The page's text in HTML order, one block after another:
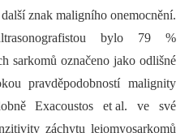
znak maligního onemocnění.
bylo 79 %
sarkomů označeno jako odlišné
pravděpodobností malignity
Exacoustos et al. ve své
záchytu leiomyosarkomů